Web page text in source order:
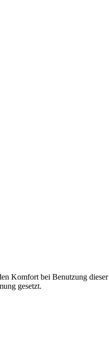
Komfort bei Benutzung
gesetzt.